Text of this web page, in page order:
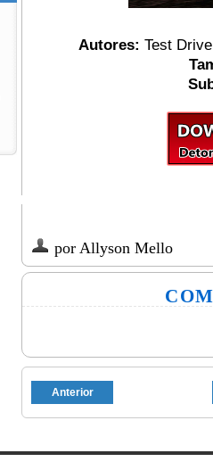
Autores: Test
por Allyson Mello
Anterior